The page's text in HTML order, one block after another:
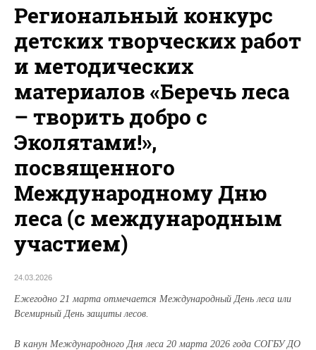
Региональный конкурс
детских творческих работ
и методических
материалов «Беречь леса
– творить добро с
Эколятами!»,
посвященного
Международному Дню
леса (с международным
участием)
24.03.2026
Ежегодно 21 марта отмечается Международный День леса или
Всемирный День защиты лесов.
В канун Международного Дня леса 20 марта 2026 года СОГБУ ДО